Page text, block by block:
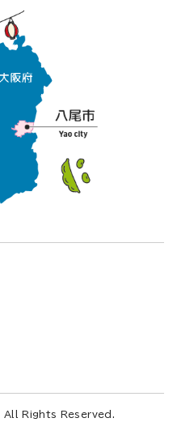
Rights Reserved.